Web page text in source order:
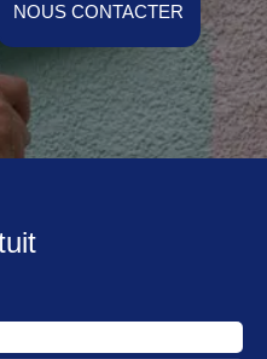
NOUS CONTACTER